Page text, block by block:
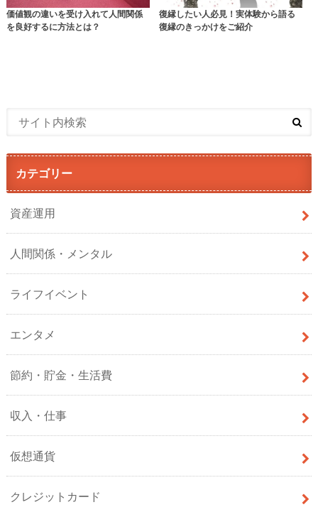
価値観の違いを受け入れて人間関係
を良好するに方法とは？
復縁したい人必見！実体験から語る
復縁のきっかけをご紹介
カテゴリー
資産運用
人間関係・メンタル
ライフイベント
エンタメ
節約・貯金・生活費
収入・仕事
仮想通貨
クレジットカード